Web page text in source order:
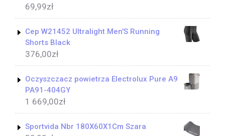
69,99zł
Cep W21452 Ultralight Men'S Running
Shorts Black
376,00zł
Oczyszczacz powietrza Electrolux Pure A9
PA91-404GY
1 669,00zł
Sportvida Nbr 180X60X1Cm Szara